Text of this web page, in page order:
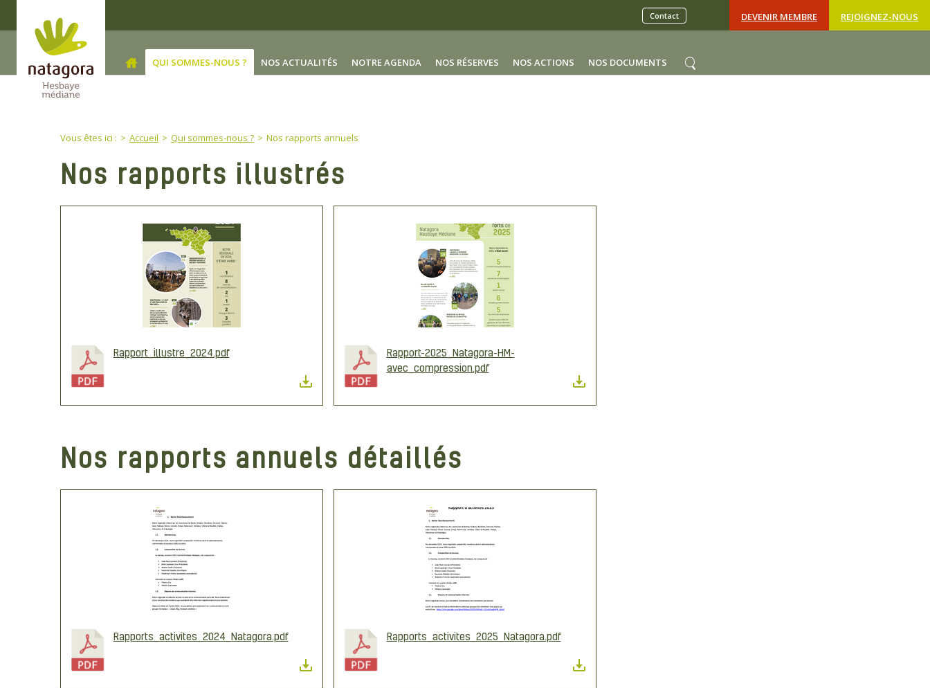
DEVENIR MEMBRE REJOIGNEZ-NOUS
Contact
QUI SOMMES-NOUS ? NOS ACTUALITÉS NOTRE AGENDA NOS RÉSERVES NOS ACTIONS NOS DOCUMENTS
Vous êtes ici : Accueil Qui sommes-nous ? Nos rapports annuels
Nos rapports illustrés
Rapport_illustre_2024.pdf
Rapport-2025_Natagora-HM-
avec_compression.pdf
Nos rapports annuels détaillés
Rapports_activites_2024_Natagora.pdf Rapports_activites_2025_Natagora.pdf